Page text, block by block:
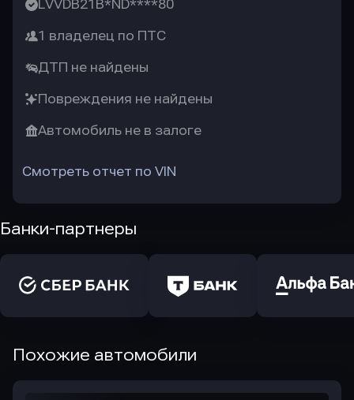
LVVDB21B*ND****80
1 владелец по ПТС
ДТП не найдены
Повреждения не найдены
Автомобиль не в залоге
Смотреть отчет по VIN
Банки-партнеры
Похожие автомобили